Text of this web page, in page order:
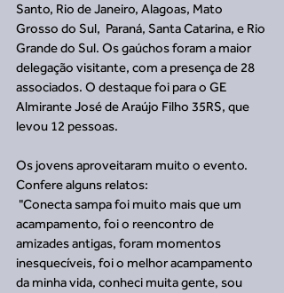
Santo, Rio de Janeiro, Alagoas, Mato
Grosso do Sul,  Paraná, Santa Catarina, e Rio
Grande do Sul. Os gaúchos foram a maior
delegação visitante, com a presença de 28
associados. O destaque foi para o GE
Almirante José de Araújo Filho 35RS, que
levou 12 pessoas.
Os jovens aproveitaram muito o evento.
Confere alguns relatos:
acampamento, foi o reencontro de
amizades antigas, foram momentos
inesquecíveis, foi o melhor acampamento
da minha vida, conheci muita gente, sou